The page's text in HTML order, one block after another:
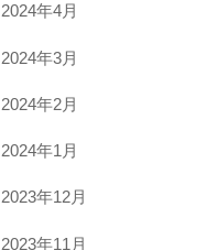
2024年4月
2024年3月
2024年2月
2024年1月
2023年12月
2023年11月